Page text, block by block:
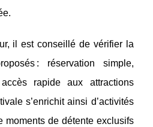
il est conseillé de vérifier la
: réservation simple,
rapide aux attractions
s’enrichit ainsi d’activités
moments de détente exclusifs